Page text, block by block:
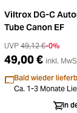
Viltrox DG-C
Tube Canon EF
UVP 49,12 €-0%
49,00 € inkl.
Bald wieder
Ca. 1-3 Monate
In